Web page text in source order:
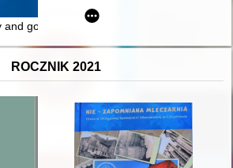
and governance in early modern Poland-
ROCZNIK 2021